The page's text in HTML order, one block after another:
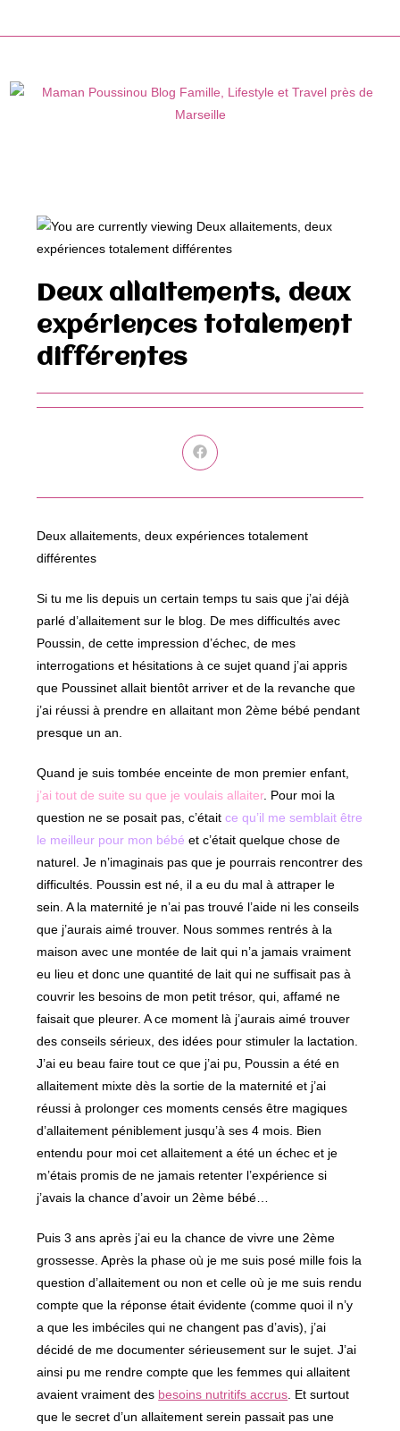
Deux allaitements, deux
expériences totalement
différentes
Ouvrir
dans
autre
Deux allaitements, deux expériences totalement
différentes
Si tu me lis depuis un certain temps tu sais que j’ai déjà
parlé d’allaitement sur le blog. De mes difficultés avec
Poussin, de cette impression d’échec, de mes
interrogations et hésitations à ce sujet quand j’ai appris
que Poussinet allait bientôt arriver et de la revanche que
j’ai réussi à prendre en allaitant mon 2ème bébé pendant
presque un an.
Quand je suis tombée enceinte de mon premier enfant,
j’ai tout de suite su que je voulais allaiter. Pour moi la
question ne se posait pas, c’étaitce qu’il me semblait être
le meilleur pour mon bébé et c’était quelque chose de
naturel. Je n’imaginais pas que je pourrais rencontrer des
difficultés. Poussin est né, il a eu du mal à attraper le
sein. A la maternité je n’ai pas trouvé l’aide ni les conseils
que j’aurais aimé trouver. Nous sommes rentrés à la
maison avec une montée de lait qui n’a jamais vraiment
eu lieu et donc une quantité de lait qui ne suffisait pas à
couvrir les besoins de mon petit trésor, qui, affamé ne
faisait que pleurer. A ce moment là j’aurais aimé trouver
des conseils sérieux, des idées pour stimuler la lactation.
J’ai eu beau faire tout ce que j’ai pu, Poussin a été en
allaitement mixte dès la sortie de la maternité et j’ai
réussi à prolonger ces moments censés être magiques
d’allaitement péniblement jusqu’à ses 4 mois. Bien
entendu pour moi cet allaitement a été un échec et je
m’étais promis de ne jamais retenter l’expérience si
j’avais la chance d’avoir un 2ème bébé…
Puis 3 ans après j’ai eu la chance de vivre une 2ème
grossesse. Après la phase où je me suis posé mille fois la
question d’allaitement ou non et celle où je me suis rendu
compte que la réponse était évidente (comme quoi il n’y
a que les imbéciles qui ne changent pas d’avis), j’ai
décidé de me documenter sérieusement sur le sujet. J’ai
ainsi pu me rendre compte que les femmes qui allaitent
avaient vraiment des besoins nutritifs accrus . Et surtout
que le secret d’un allaitement serein passait pas une